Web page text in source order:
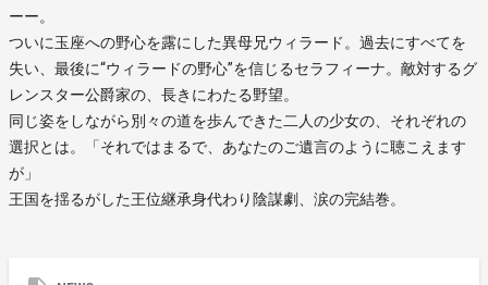
ーー。
ついに玉座への野心を露にした異母兄ウィラード。過去にすべてを
失い、最後に“ウィラードの野心”を信じるセラフィーナ。敵対するグ
レンスター公爵家の、長きにわたる野望。
同じ姿をしながら別々の道を歩んできた二人の少女の、それぞれの
選択とは。「それではまるで、あなたのご遺言のように聴こえます
が」
王国を揺るがした王位継承身代わり陰謀劇、涙の完結巻。